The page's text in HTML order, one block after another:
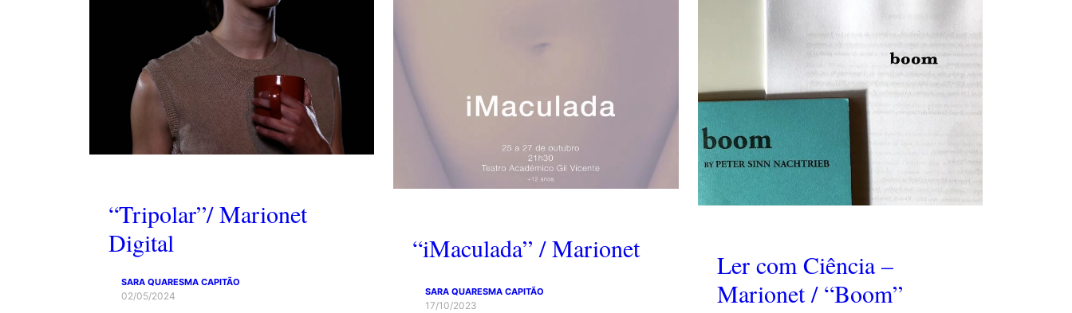
“Tripolar”/ Marionet
Digital
SARA QUARESMA CAPITÃO
02/05/2024
“iMaculada” / Marionet
SARA QUARESMA CAPITÃO
17/10/2023
Ler com Ciência –
Marionet / “Boom”